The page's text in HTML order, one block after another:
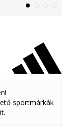
sportmárkák